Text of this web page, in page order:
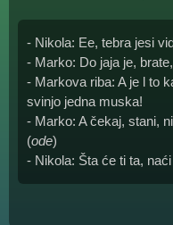
- Nikola: Ee, tebra jesi
- Marko: Do jaja je,
- Markova riba: A je l to
svinjo jedna muska!
- Marko: A čekaj, stani,
(ode)
- Nikola: Šta će ti ta,